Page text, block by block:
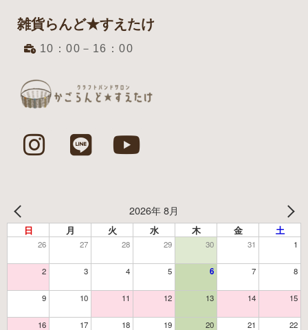
雑貨らんど★すえたけ
10：00－16：00
2026年 8月
日 月 火 水 木 金 土
26 27 28 29 30 31 1
2 3 4 5 6 7 8
9 10 11 12 13 14 15
16 17 18 19 20 21 22